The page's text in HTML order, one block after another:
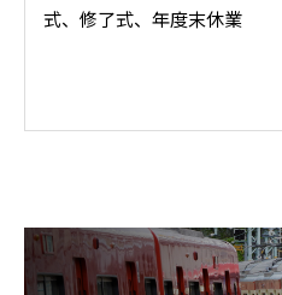
式、修了式、年度末休業